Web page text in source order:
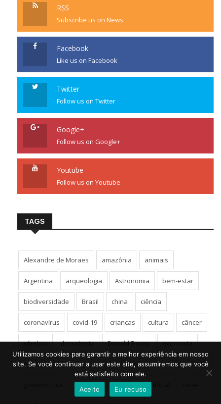
RSS
Subscribe us on News
Facebook
Like us on Facebook
Twitter
Follow us on Twitter
Google+
Follow us on Google+
Youtube
Follow us on Youtube
TAGS
Alexandre de Moraes amazônia animais
Argentina arqueologia Astronomia bem-estar
biodiversidade Brasil china ciência
coronavírus covid-19 crianças cultura câncer
cérebro descoberta Donald Trump economia
educação espaço Estados Unidos Estudo EUA
história inteligência artificial
Utilizamos cookies para garantir a melhor experiência em nosso
site. Se você continuar a usar este site, assumiremos que você
está satisfeito com ele.
Aceito
Eu recuso